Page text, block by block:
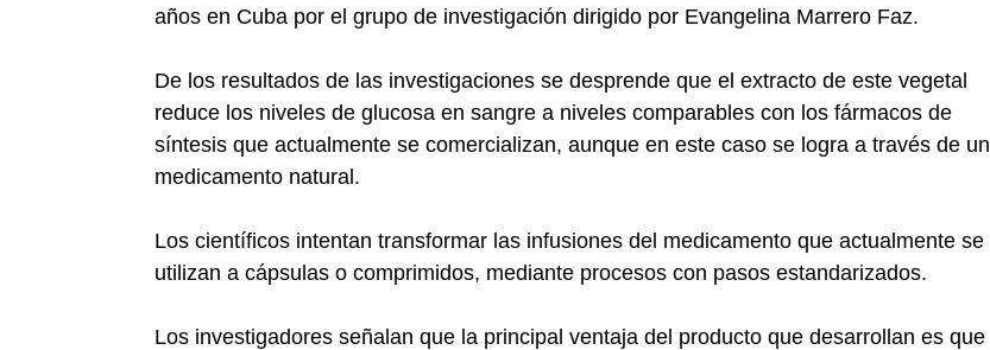
años en Cuba por el grupo de investigación dirigido por Evangelina Marrero Faz.
De los resultados de las investigaciones se desprende que el extracto de este vegetal
reduce los niveles de glucosa en sangre a niveles comparables con los fármacos de
síntesis que actualmente se comercializan, aunque en este caso se logra a través de un
medicamento natural.
Los científicos intentan transformar las infusiones del medicamento que actualmente se
utilizan a cápsulas o comprimidos, mediante procesos con pasos estandarizados.
Los investigadores señalan que la principal ventaja del producto que desarrollan es que